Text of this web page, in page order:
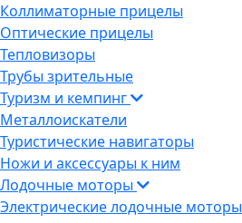
Коллиматорные прицелы
Оптические прицелы
Тепловизоры
Трубы зрительные
Туризм и кемпинг
Металлоискатели
Туристические навигаторы
Ножи и аксессуары к ним
Лодочные моторы
Электрические лодочные моторы